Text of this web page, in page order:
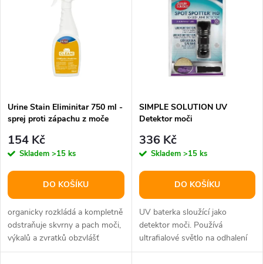
p
r
o
d
u
s
p
r
o
d
u
Urine Stain Eliminitar 750 ml -
sprej proti zápachu z moče
154 Kč
Skladem >15 ks
DO KOŠÍKU
organicky rozkládá a kompletně
odstraňuje skvrny a pach moči,
výkalů a zvratků obzvlášť
účinný díky enzymům a...
SIMPLE SOLUTION UV
Detektor moči
336 Kč
Skladem >15 ks
DO KOŠÍKU
UV baterka sloužící jako
detektor moči. Používá
ultrafialové světlo na odhalení
skrytých skvrn po psech a